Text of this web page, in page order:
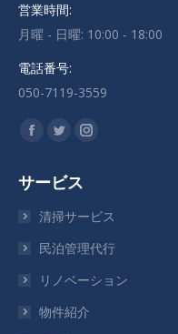
営業時間:
月曜 - 日曜: 10:00 - 18:00
電話番号:
050-7119-3559
私達を見つけてください：
Facebook
ー
ジ
新
し
い
Twitter
ー
ジ
新
し
い
Instagram
ジ
新
し
い
サービス
清掃サービス
民泊管理代行
リノベーション
物件紹介